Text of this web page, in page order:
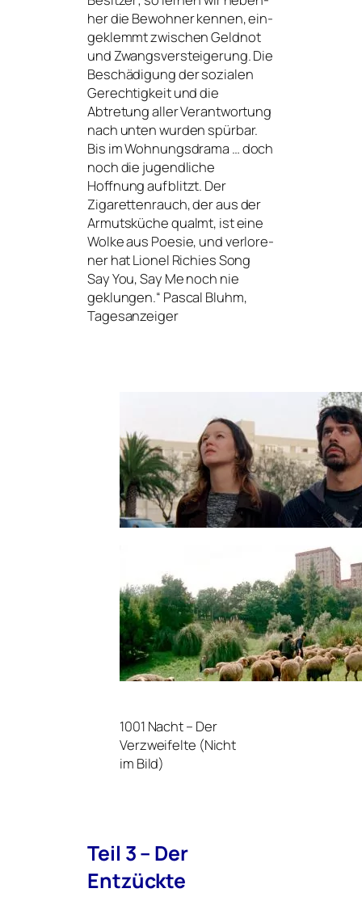
her die Bewohner ken­nen, ein­
ge­klemmt zwi­schen Geldnot
und Zwangsversteigerung. Die
Beschädigung der sozia­len
Gerechtigkeit und die
Abtretung aller Verantwortung
nach unten wur­den spür­bar.
Bis im Wohnungsdrama … doch
noch die jugend­li­che
Hoffnung auf­blitzt. Der
Zigarettenrauch, der aus der
Armutsküche qualmt, ist eine
Wolke aus Poesie, und ver­lo­re­
ner hat Lionel Richies Song
Say You, Say Me noch nie
geklun­gen.“ Pascal Bluhm,
Tagesanzeiger
1001 Nacht – Der
Verzweifelte (Nicht
im Bild)
Teil 3 – Der
Entzückte